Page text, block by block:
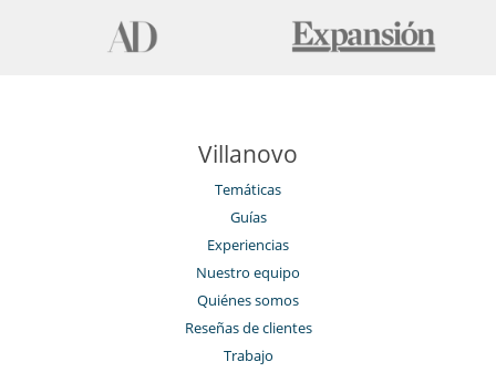
Villanovo
Temáticas
Guías
Experiencias
Nuestro equipo
Quiénes somos
Reseñas de clientes
Trabajo